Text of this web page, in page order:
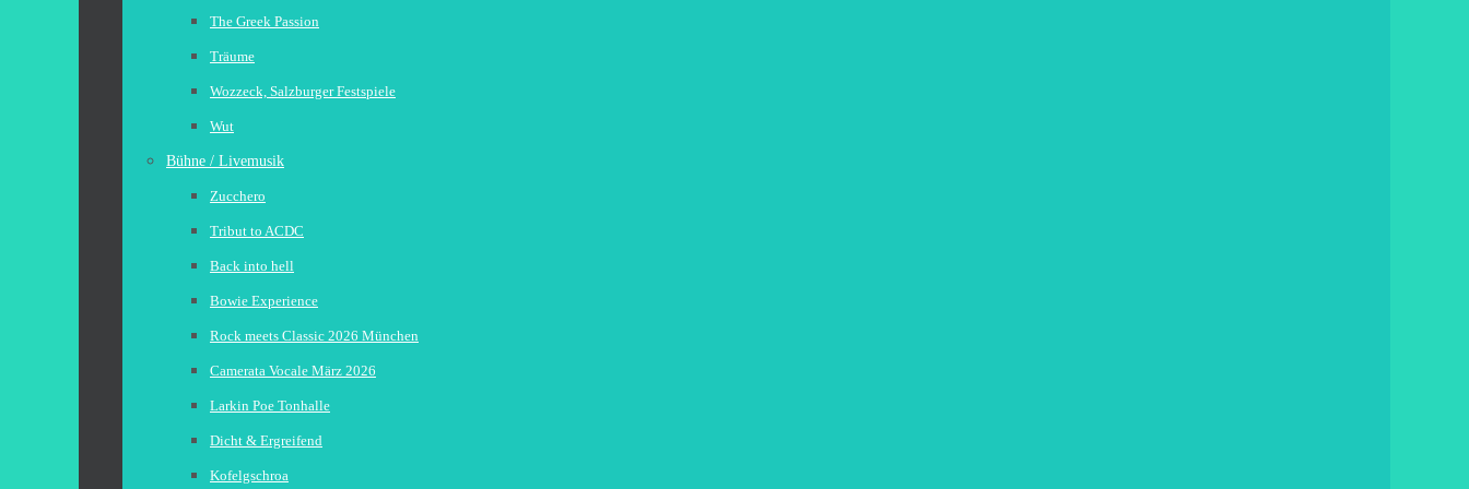
The Greek Passion
Träume
Wozzeck, Salzburger Festspiele
Wut
Bühne / Livemusik
Zucchero
Tribut to ACDC
Back into hell
Bowie Experience
Rock meets Classic 2026 München
Camerata Vocale März 2026
Larkin Poe Tonhalle
Dicht & Ergreifend
Kofelgschroa